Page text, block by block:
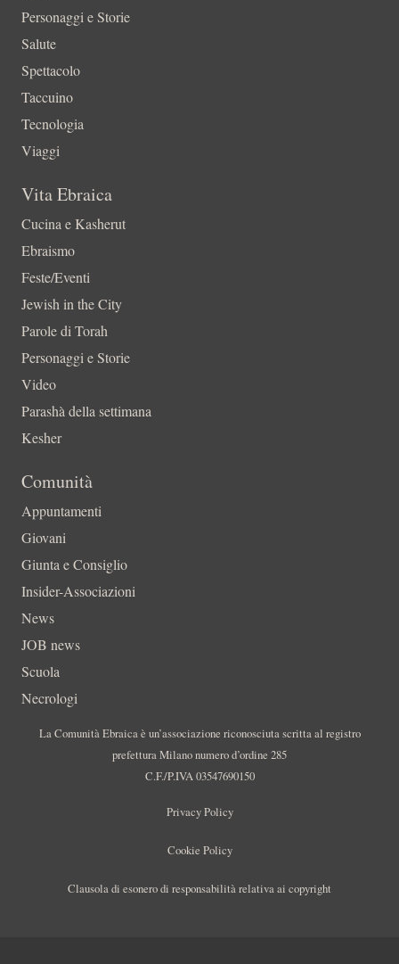
Personaggi e Storie
Salute
Spettacolo
Taccuino
Tecnologia
Viaggi
Vita Ebraica
Cucina e Kasherut
Ebraismo
Feste/Eventi
Jewish in the City
Parole di Torah
Personaggi e Storie
Video
Parashà della settimana
Kesher
Comunità
Appuntamenti
Giovani
Giunta e Consiglio
Insider-Associazioni
News
JOB news
Scuola
Necrologi
La Comunità Ebraica è un’associazione riconosciuta scritta al registro
prefettura Milano numero d’ordine 285
C.F./P.IVA 03547690150
Privacy Policy
Cookie Policy
Clausola di esonero di responsabilità relativa ai copyright